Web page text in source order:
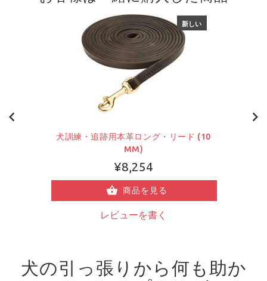
新しい
犬訓練・追跡用本革ロング・リード (10
MM)
¥8,254
商品を見る
レビューを書く
犬の引っ張りから何も助か